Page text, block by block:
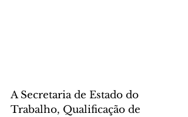
A Secretaria de Estado do
Trabalho, Qualificação de